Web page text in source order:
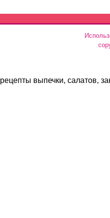
рецепты выпечки, салатов,